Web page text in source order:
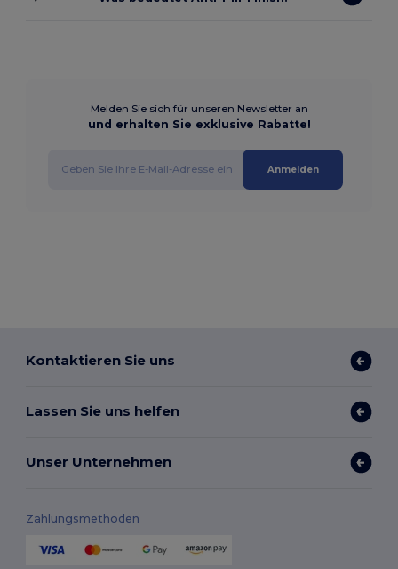
Melden Sie sich für unseren Newsletter an
und erhalten Sie exklusive Rabatte!
Anmelden
Kontaktieren Sie uns
Lassen Sie uns helfen
Unser Unternehmen
Zahlungsmethoden